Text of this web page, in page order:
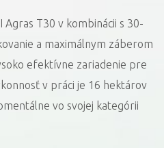
T30 v kombinácii s 30-
a maximálnym záberom
efektívne zariadenie pre
v práci je 16 hektárov
vo svojej kategórii